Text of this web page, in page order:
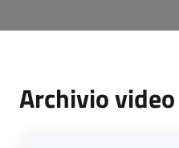
Archivio video